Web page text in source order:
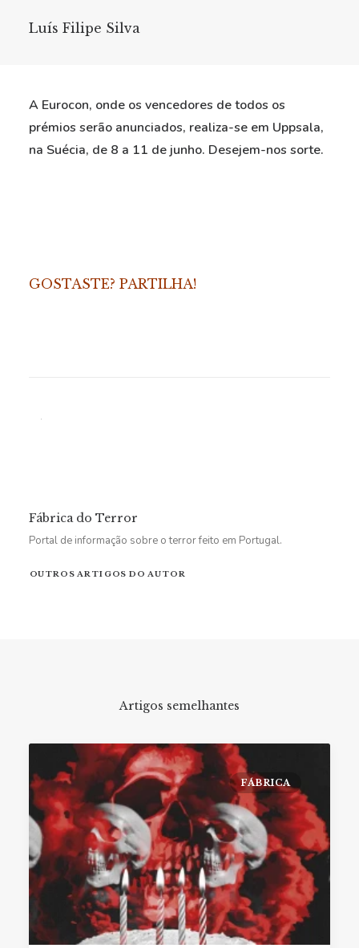
Luís Filipe Silva
A Eurocon, onde os vencedores de todos os
prémios serão anunciados, realiza-se em Uppsala,
na Suécia, de 8 a 11 de junho. Desejem-nos sorte.
GOSTASTE? PARTILHA!
Fábrica do Terror
Portal de informação sobre o terror feito em Portugal.
OUTROS ARTIGOS DO AUTOR
Artigos semelhantes
FÁBRICA